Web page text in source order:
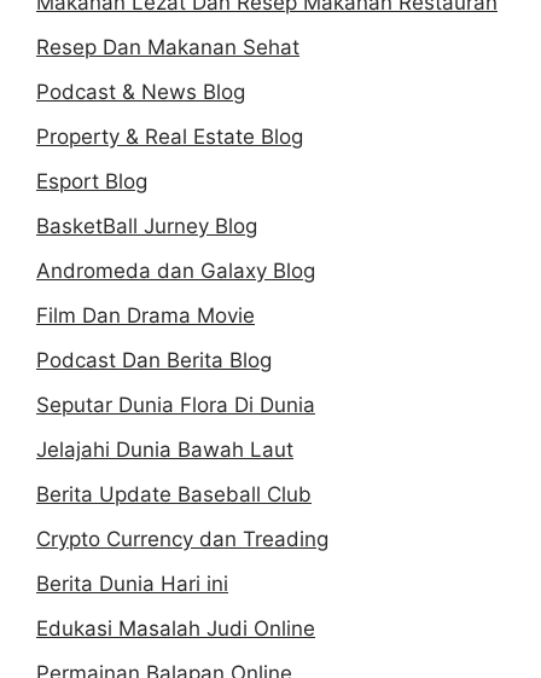
Resep Dan Makanan Sehat
Podcast & News Blog
Property & Real Estate Blog
Esport Blog
BasketBall Jurney Blog
Andromeda dan Galaxy Blog
Film Dan Drama Movie
Podcast Dan Berita Blog
Seputar Dunia Flora Di Dunia
Jelajahi Dunia Bawah Laut
Berita Update Baseball Club
Crypto Currency dan Treading
Berita Dunia Hari ini
Edukasi Masalah Judi Online